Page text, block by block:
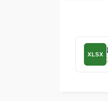
XLSX